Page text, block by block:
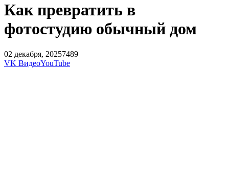
Как превратить в
фотостудию обычный дом
02 декабря, 20257489
VK ВидеоYouTube